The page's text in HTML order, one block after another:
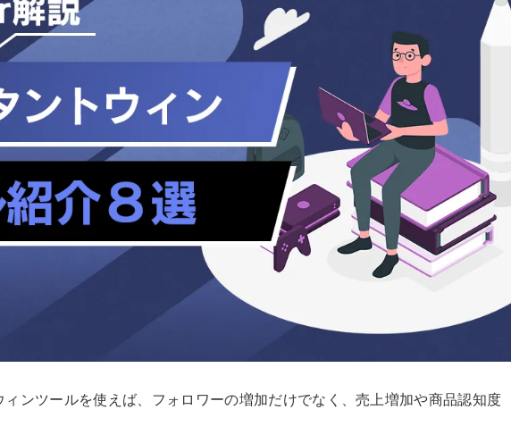
ンツールを使えば、フォロワーの増加だけでなく、売上増加や商品認知度